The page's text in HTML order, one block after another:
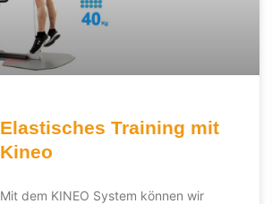
Elastisches Training mit
Kineo
Mit dem KINEO System können wir